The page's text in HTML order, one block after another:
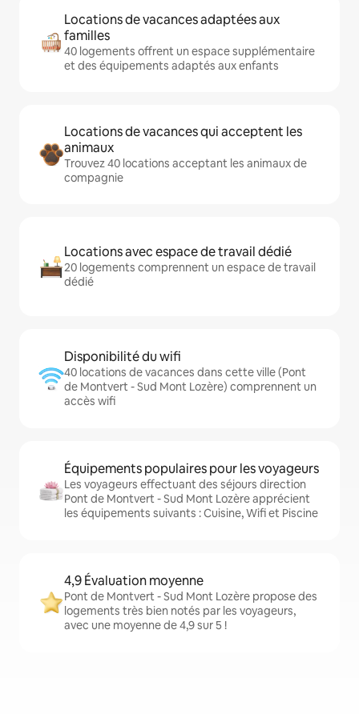
Locations de vacances adaptées aux
familles
40 logements offrent un espace supplémentaire
et des équipements adaptés aux enfants
Locations de vacances qui acceptent les
animaux
Trouvez 40 locations acceptant les animaux de
compagnie
Locations avec espace de travail dédié
20 logements comprennent un espace de travail
dédié
Disponibilité du wifi
40 locations de vacances dans cette ville (Pont
de Montvert - Sud Mont Lozère) comprennent un
accès wifi
Équipements populaires pour les voyageurs
Les voyageurs effectuant des séjours direction
Pont de Montvert - Sud Mont Lozère apprécient
les équipements suivants : Cuisine, Wifi et Piscine
4,9 Évaluation moyenne
Pont de Montvert - Sud Mont Lozère propose des
logements très bien notés par les voyageurs,
avec une moyenne de 4,9 sur 5 !